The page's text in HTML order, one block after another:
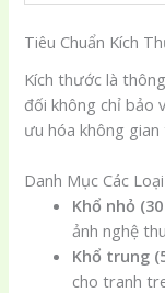
Tiêu Chuẩn Kích
Kích thước là
đối không chỉ bảo
ưu hóa không
Danh Mục Các
Khổ nhỏ
ảnh nghệ
Khổ trung
cho tranh